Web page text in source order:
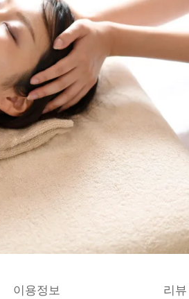
이용정보 리뷰